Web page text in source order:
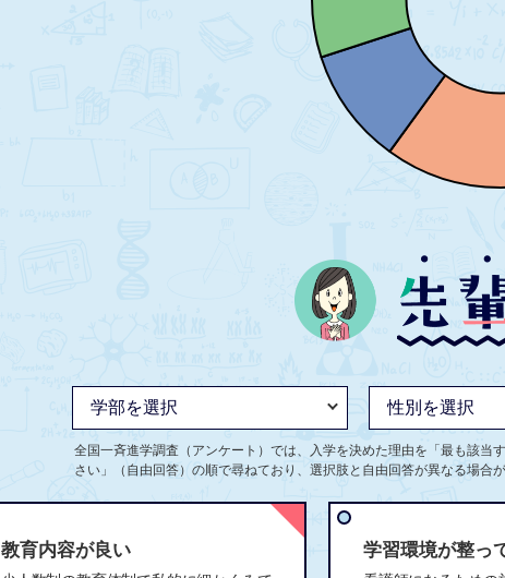
全国一斉進学調査（アンケート）では、入学を決めた理由を「最も該
さい」（自由回答）の順で尋ねており、選択肢と自由回答が異なる場合
教育内容が良い 学習環境が整っ